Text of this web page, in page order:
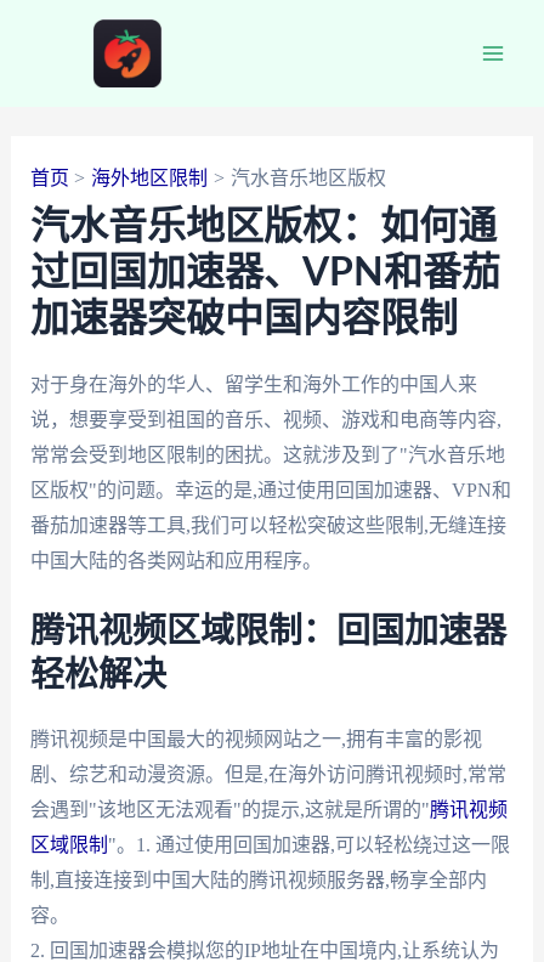
首页 海外地区限制 汽水音乐地区版权
汽水音乐地区版权：如何通
过回国加速器、VPN和番茄
加速器突破中国内容限制
对于身在海外的华人、留学生和海外工作的中国人来
说，想要享受到祖国的音乐、视频、游戏和电商等内容,
常常会受到地区限制的困扰。这就涉及到了"汽水音乐地
区版权"的问题。幸运的是,通过使用回国加速器、VPN和
番茄加速器等工具,我们可以轻松突破这些限制,无缝连接
中国大陆的各类网站和应用程序。
腾讯视频区域限制：回国加速器
轻松解决
腾讯视频是中国最大的视频网站之一,拥有丰富的影视
剧、综艺和动漫资源。但是,在海外访问腾讯视频时,常常
会遇到"该地区无法观看"的提示,这就是所谓的"腾讯视频
区域限制 "。1. 通过使用回国加速器,可以轻松绕过这一限
制,直接连接到中国大陆的腾讯视频服务器,畅享全部内
容。
2. 回国加速器会模拟您的IP地址在中国境内,让系统认为